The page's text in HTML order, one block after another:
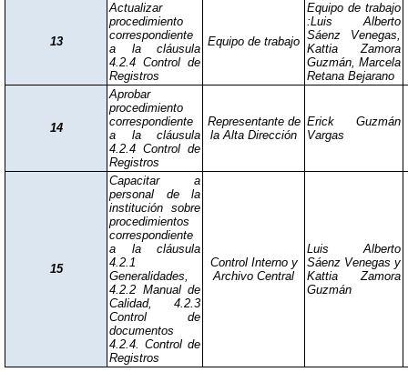
13
Actualizar
procedimiento
correspondiente
a la cláusula
4.2.4 Control de
Registros
Equipo de trabajo
Equipo de trabajo
:Luis Alberto
Sáenz Venegas,
Kattia Zamora
Guzmán, Marcela
Retana Bejarano
14
Aprobar
procedimiento
correspondiente
a la cláusula
4.2.4 Control de
Registros
Representante de
la Alta Dirección
Erick Guzmán
Vargas
15
Capacitar a
personal de la
institución sobre
procedimientos
correspondiente
a la cláusula
4.2.1
Generalidades,
4.2.2 Manual de
Calidad, 4.2.3
Control de
documentos
4.2.4. Control de
Registros
Control Interno y
Archivo Central
Luis Alberto
Sáenz Venegas y
Kattia Zamora
Guzmán